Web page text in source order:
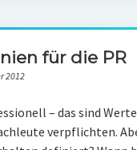
für die PR
2012
– das sind
verpflichten.